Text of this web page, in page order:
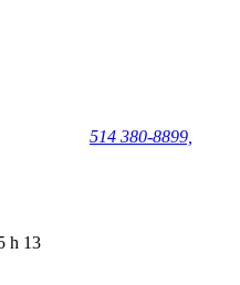
514 380-8899,
h 13